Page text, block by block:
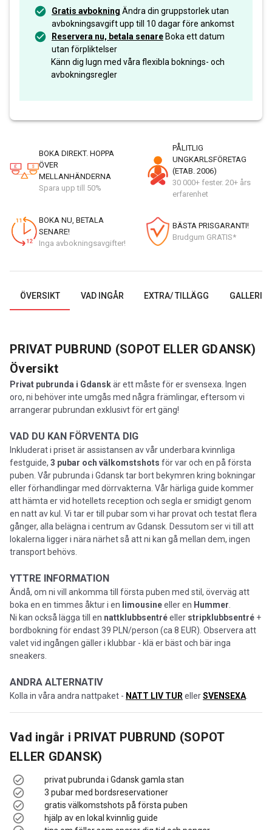
Gratis avbokning Ändra din gruppstorlek utan
avbokningsavgift upp till 10 dagar före ankomst
Reservera nu, betala senare Boka ett datum
utan förpliktelser
Känn dig lugn med våra flexibla boknings- och
avbokningsregler
BOKA DIREKT. HOPPA
ÖVER
MELLANHÄNDERNA
Spara upp till 50%
PÅLITLIG
UNGKARLSFÖRETAG
(ETAB. 2006)
30 000+ fester. 20+ års
erfarenhet
BOKA NU, BETALA
SENARE!
Inga avbokningsavgifter!
BÄSTA PRISGARANTI!
Brudgum GRATIS*
ÖVERSIKT VAD INGÅR EXTRA/ TILLÄGG GALLERI
PRIVAT PUBRUND (SOPOT ELLER GDANSK)
Översikt
Privat pubrunda i Gdanskär ett måste för er svensexa. Ingen
oro, ni behöver inte umgås med några främlingar, eftersom vi
arrangerar pubrundan exklusivt för ert gäng!
VAD DU KAN FÖRVENTA DIG
Inkluderat i priset är assistansen av vår underbara kvinnliga
festguide, 3 pubar och välkomstshots för var och en på första
puben. Vår pubrunda i Gdansk tar bort bekymren kring bokningar
eller förhandlingar med dörrvakterna. Vår härliga guide kommer
att hämta er vid hotellets reception och segla er smidigt genom
en natt av kul. Vi tar er till pubar som vi har provat och testat flera
gånger, alla belägna i centrum av Gdansk. Dessutom ser vi till att
lokalerna ligger i nära närhet så att ni kan gå mellan dem, ingen
transport behövs.
YTTRE INFORMATION
Ändå, om ni vill ankomma till första puben med stil, överväg att
boka en en timmes åktur i en limousineeller en Hummer
Ni kan också lägga till en nattklubbsentréeller stripklubbsentré +
bordbokning för endast 39 PLN/person (ca 8 EUR). Observera att
valet vid ingången gäller i klubbar - klä er bäst och bär inga
sneakers.
ANDRA ALTERNATIV
Kolla in våra andra nattpaket - NATT LIV TUR ellerSVENSEXA
Vad ingår i PRIVAT PUBRUND (SOPOT
ELLER GDANSK)
privat pubrunda i Gdansk gamla stan
3 pubar med bordsreservationer
gratis välkomstshots på första puben
hjälp av en lokal kvinnlig guide